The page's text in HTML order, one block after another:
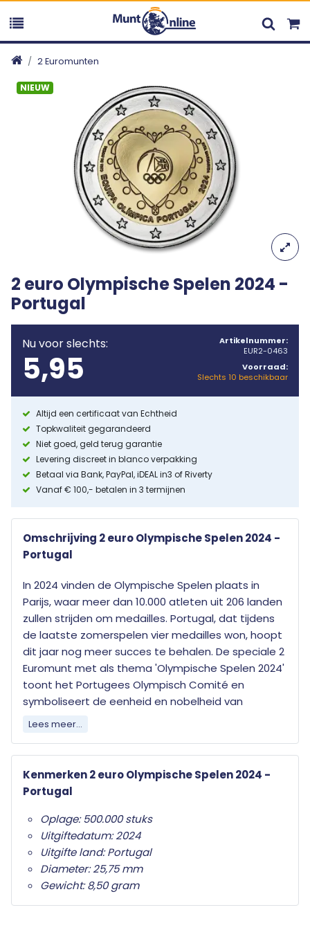
2 Euromunten
NIEUW
2 euro Olympische Spelen 2024 -
Portugal
Nu voor slechts:
5,95
Artikelnummer:
EUR2-0463
Voorraad:
Slechts 10 beschikbaar
Altijd een certificaat van Echtheid
Topkwaliteit gegarandeerd
Niet goed, geld terug garantie
Levering discreet in blanco verpakking
Betaal via Bank, PayPal, iDEAL in3 of Riverty
Vanaf € 100,- betalen in 3 termijnen
Omschrijving 2 euro Olympische Spelen 2024 -
Portugal
In 2024 vinden de Olympische Spelen plaats in
Parijs, waar meer dan 10.000 atleten uit 206 landen
zullen strijden om medailles. Portugal, dat tijdens
de laatste zomerspelen vier medailles won, hoopt
dit jaar nog meer succes te behalen. De speciale 2
Euromunt met als thema 'Olympische Spelen 2024'
toont het Portugees Olympisch Comité en
symboliseert de eenheid en nobelheid van
Portugal. Een prachtig eerbetoon aan de sportieve
Elk land dat de euro als officiële munteenheid
heeft mag jaarlijks twee herdenkingsmunten
onderscheid van de gewone twee euro munten is
het herdenkingsonderwerp op de nationale zijde.
Alleen de twee euro munt mag als
herdenkingsmunt gebruikt worden. Ze zijn in het
hele eurogebied wettig betaalmiddel; ze kunnen
Lees meer...
Kenmerken 2 euro Olympische Spelen 2024 -
Portugal
Oplage: 500.000 stuks
Uitgiftedatum: 2024
Uitgifte land: Portugal
Diameter: 25,75 mm
Gewicht: 8,50 gram